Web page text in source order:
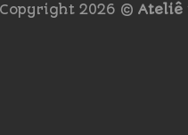
2026 © Ateliê